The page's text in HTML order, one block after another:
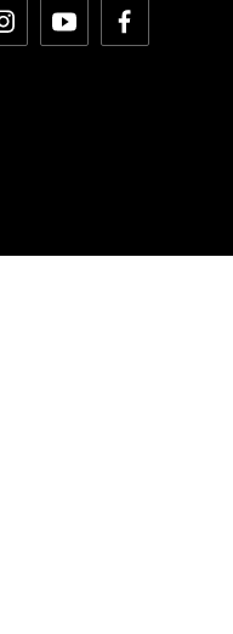
InstagramYouTubeFacebook